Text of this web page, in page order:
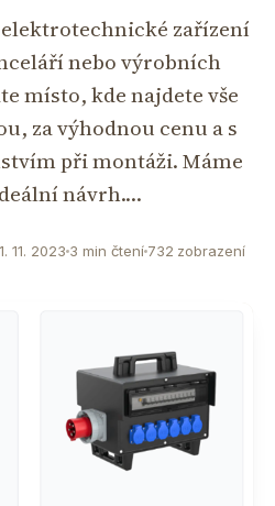
zařízení
nebo výrobních
místo, kde najdete vše
za výhodnou cenu a s
při montáži. Máme
návrh.…
1. 11. 2023 3 min čtení 732 zobrazení